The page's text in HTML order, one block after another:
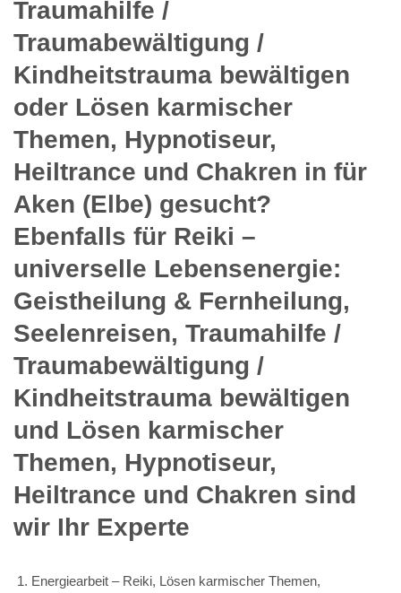
Traumahilfe /
Traumabewältigung /
Kindheitstrauma bewältigen
oder Lösen karmischer
Themen, Hypnotiseur,
Heiltrance und Chakren in für
Aken (Elbe) gesucht?
Ebenfalls für Reiki –
universelle Lebensenergie:
Geistheilung & Fernheilung,
Seelenreisen, Traumahilfe /
Traumabewältigung /
Kindheitstrauma bewältigen
und Lösen karmischer
Themen, Hypnotiseur,
Heiltrance und Chakren sind
wir Ihr Experte
Energiearbeit – Reiki, Lösen karmischer Themen,